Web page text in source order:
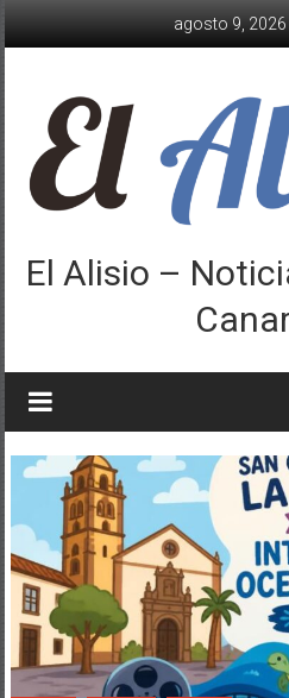
agosto 9, 2026
El Alisio –